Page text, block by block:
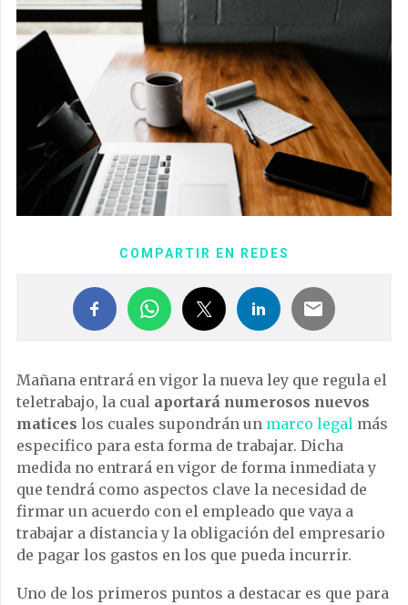
COMPARTIR EN REDES
Mañana entrará en vigor la nueva ley que regula el
teletrabajo, la cual aportará numerosos nuevos
matices los cuales supondrán un marco legal más
especifico para esta forma de trabajar. Dicha
medida no entrará en vigor de forma inmediata y
que tendrá como aspectos clave la necesidad de
firmar un acuerdo con el empleado que vaya a
trabajar a distancia y la obligación del empresario
de pagar los gastos en los que pueda incurrir.
Uno de los primeros puntos a destacar es que para